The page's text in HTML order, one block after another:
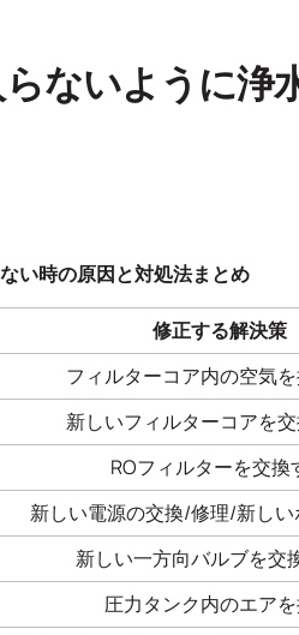
ないように浄
い時の原因と対処法まとめ
修正する解決策
フィルターコア内の空気
新しいフィルターコアを
ROフィルターを交換
新しい電源の交換/修理/新し
新しい一方向バルブを交
圧力タンク内のエアを